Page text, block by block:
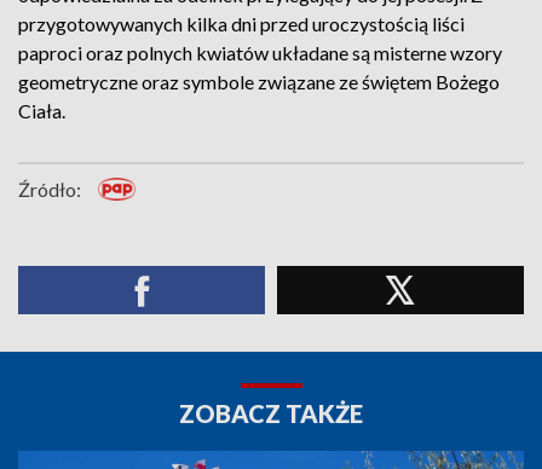
przygotowywanych kilka dni przed uroczystością liści
paproci oraz polnych kwiatów układane są misterne wzory
geometryczne oraz symbole związane ze świętem Bożego
Ciała.
Źródło:
ZOBACZ TAKŻE